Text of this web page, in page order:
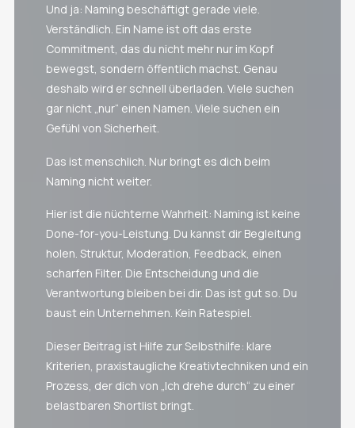
Und ja: Naming beschäftigt gerade viele.
Verständlich. Ein Name ist oft das erste
Commitment, das du nicht mehr nur im Kopf
bewegst, sondern öffentlich machst. Genau
deshalb wird er schnell überladen. Viele suchen
gar nicht „nur“ einen Namen. Viele suchen ein
Gefühl von Sicherheit.
Das ist menschlich. Nur bringt es dich beim
Naming nicht weiter.
Hier ist die nüchterne Wahrheit: Naming ist keine
Done-for-you-Leistung. Du kannst dir Begleitung
holen. Struktur, Moderation, Feedback, einen
scharfen Filter. Die Entscheidung und die
Verantwortung bleiben bei dir. Das ist gut so. Du
baust ein Unternehmen. Kein Ratespiel.
Dieser Beitrag ist Hilfe zur Selbsthilfe: klare
Kriterien, praxistaugliche Kreativtechniken und ein
Prozess, der dich von „Ich drehe durch“ zu einer
belastbaren Shortlist bringt.